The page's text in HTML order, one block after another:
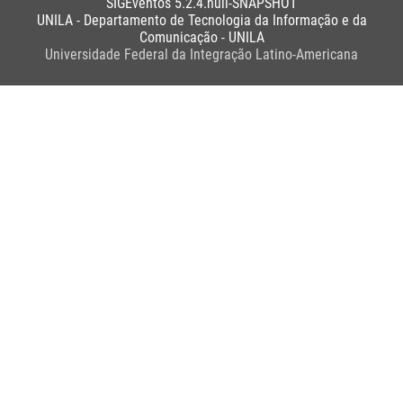
UNILA - Departamento de Tecnologia da Informação e da
Comunicação - UNILA
Universidade Federal da Integração Latino-Americana